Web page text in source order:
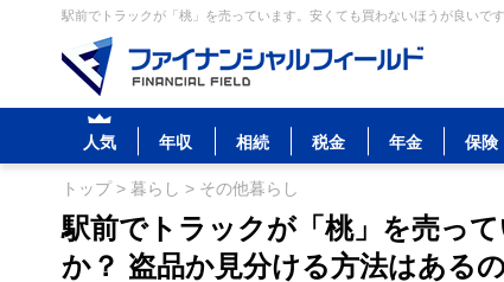
駅前でトラックが「桃」を売っています。安くても買わないほうが良いで
人気 年収 相続 税金 年金 保険
トップ> 暮らし > その他暮らし
駅前でトラックが「桃」を売っ
か？ 盗品か見分ける方法はある